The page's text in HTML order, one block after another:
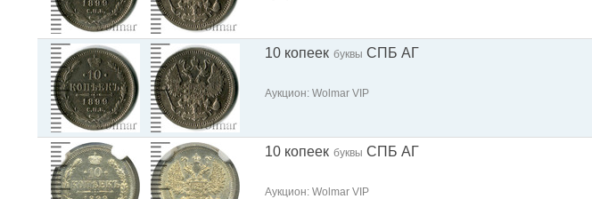
10 копеек буквы СПБ АГ
Аукцион: Wolmar VIP
10 копеек буквы СПБ АГ
Аукцион: Wolmar VIP